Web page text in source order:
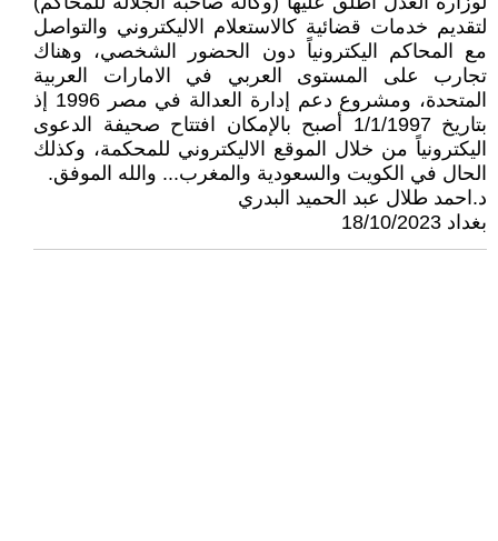
لتقديم خدمات قضائية كالاستعلام الاليكتروني والتواصل
مع المحاكم اليكترونياً دون الحضور الشخصي، وهناك
تجارب على المستوى العربي في الامارات العربية
المتحدة، ومشروع دعم إدارة العدالة في مصر 1996 إذ
بتاريخ 1/1/1997 أصبح بالإمكان افتتاح صحيفة الدعوى
اليكترونياً من خلال الموقع الاليكتروني للمحكمة، وكذلك
الحال في الكويت والسعودية والمغرب... والله الموفق.
د.احمد طلال عبد الحميد البدري
بغداد 18/10/2023